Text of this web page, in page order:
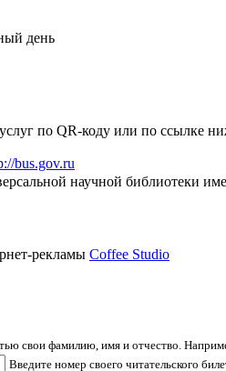
день
по QR-коду или по ссылке
bus.gov.ru
научной библиотеки
рекламы Coffee Studio
свои фамилию, имя и отчество.
Введите номер своего читательского